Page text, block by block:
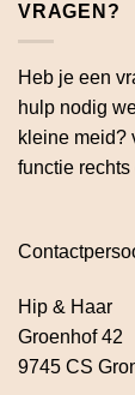
VRAGEN?
Heb je een
hulp nodig
kleine meid?
functie
Hip & Haar
Groenhof 42
9745 CS